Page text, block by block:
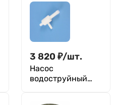
3 820 ₽/шт.
Насос
водоструйный